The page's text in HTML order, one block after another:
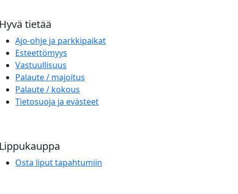
Hyvä tietää
Ajo-ohje ja parkkipaikat
Esteettömyys
Vastuullisuus
Palaute / majoitus
Palaute / kokous
Tietosuoja ja evästeet
Lippukauppa
Osta liput tapahtumiin